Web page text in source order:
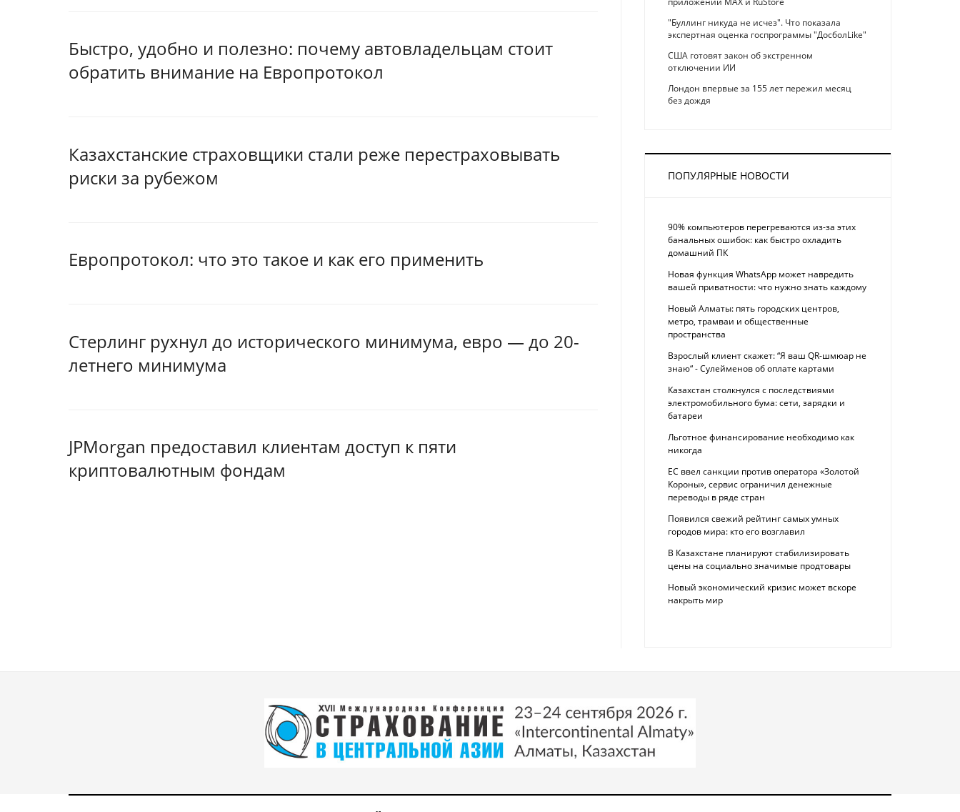
Быстро, удобно и полезно: почему автовладельцам стоит
обратить внимание на Европротокол
Казахстанские страховщики стали реже перестраховывать
риски за рубежом
Европротокол: что это такое и как его применить
Стерлинг рухнул до исторического минимума, евро — до 20-
летнего минимума
JPMorgan предоставил клиентам доступ к пяти
криптовалютным фондам
"Буллинг никуда не исчез". Что показала
экспертная оценка госпрограммы "ДосболLike"
США готовят закон об экстренном
отключении ИИ
Лондон впервые за 155 лет пережил месяц
без дождя
ПОПУЛЯРНЫЕ НОВОСТИ
90% компьютеров перегреваются из-за этих
банальных ошибок: как быстро охладить
домашний ПК
Новая функция WhatsApp может навредить
вашей приватности: что нужно знать каждому
Новый Алматы: пять городских центров,
метро, трамваи и общественные
пространства
Взрослый клиент скажет: “Я ваш QR-шмюар не
знаю“ - Сулейменов об оплате картами
Казахстан столкнулся с последствиями
электромобильного бума: сети, зарядки и
батареи
Льготное финансирование необходимо как
никогда
ЕС ввел санкции против оператора «Золотой
Короны», сервис ограничил денежные
переводы в ряде стран
Появился свежий рейтинг самых умных
городов мира: кто его возглавил
В Казахстане планируют стабилизировать
цены на социально значимые продтовары
Новый экономический кризис может вскоре
накрыть мир